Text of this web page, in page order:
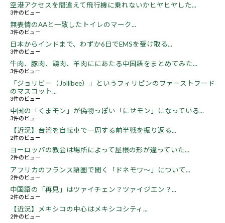
空港アクセスを間違えて飛行機に乗れないかヒヤヒヤした...
3件のビュー
無表情のAAと一致したトイレのマーク...
3件のビュー
日本からインドまで、わずか6日でEMSを受け取る...
3件のビュー
牛肉、豚肉、鶏肉、羊肉ににあたる中国語をまとめてみた...
3件のビュー
「ジョリビー（Jollibee）」というフィリピンのファーストフード
のマスコット...
3件のビュー
中国の「くまモン」が偽物っぽい「にせモン」になっている...
3件のビュー
【近況】台湾を自転車で一周する前半戦を振り返る...
2件のビュー
ヨーロッパの教会は場所によって屋根の形が違っていた...
2件のビュー
アフリカのフランス語圏で聞く「ドネモワ～」について...
2件のビュー
中国語の「再見」はツァイチェン？ツァイジエン？...
2件のビュー
【近況】メキシコの中心はメキシコシティ...
2件のビュー